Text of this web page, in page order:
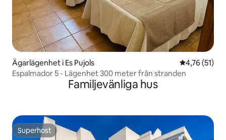
Ägarlägenhet i Es Pujols 4,76 av 5 i
4,76 (51)
Espalmador 5 - Lägenhet 300 meter från stranden
Familjevänliga hus
Superhost
Superhost